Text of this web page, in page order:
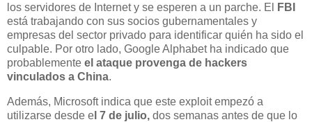
los servidores de Internet y se esperen a un parche. El
FBI
está trabajando con sus socios gubernamentales y
empresas del sector privado para identificar quién ha sido el
culpable. Por otro lado, Google Alphabet ha indicado que
probablemente el ataque provenga de hackers
vinculados a China.
Además, Microsoft indica que este exploit empezó a
utilizarse desde e l 7 de julio, dos semanas antes de que lo